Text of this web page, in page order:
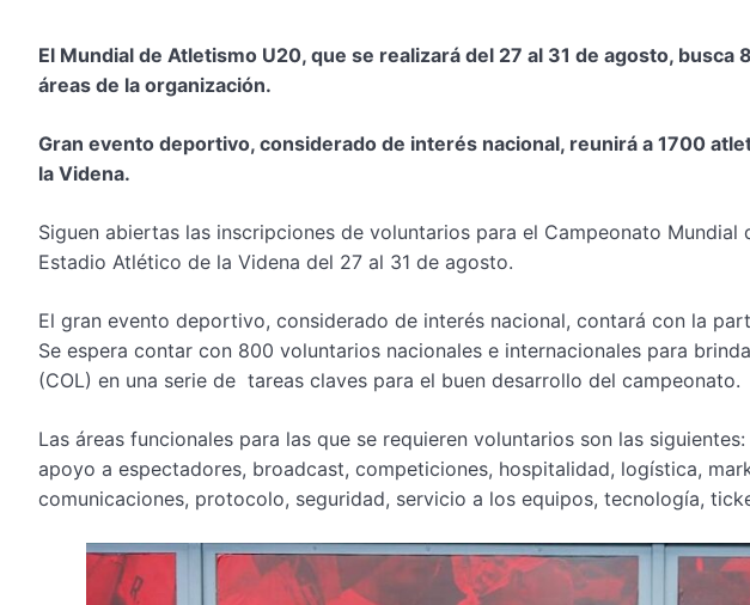
El Mundial de Atletismo U20, que se realizará del 27 al 31 de agosto,
áreas de la organización.
Gran evento deportivo, considerado de interés nacional, reunirá a 1700
la Videna.
Siguen abiertas las inscripciones de voluntarios para el Campeonato Mundial
Estadio Atlético de la Videna del 27 al 31 de agosto.
El gran evento deportivo, considerado de interés nacional, contará con la
Se espera contar con 800 voluntarios nacionales e internacionales para
(COL) en una serie de tareas claves para el buen desarrollo del campeonato.
Las áreas funcionales para las que se requieren voluntarios son las
apoyo a espectadores, broadcast, competiciones, hospitalidad, logística,
comunicaciones, protocolo, seguridad, servicio a los equipos, tecnología,